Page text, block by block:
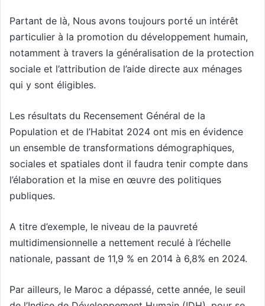
Partant de là, Nous avons toujours porté un intérêt
particulier à la promotion du développement humain,
notamment à travers la généralisation de la protection
sociale et l’attribution de l’aide directe aux ménages
qui y sont éligibles.
Les résultats du Recensement Général de la
Population et de l’Habitat 2024 ont mis en évidence
un ensemble de transformations démographiques,
sociales et spatiales dont il faudra tenir compte dans
l’élaboration et la mise en œuvre des politiques
publiques.
A titre d’exemple, le niveau de la pauvreté
multidimensionnelle a nettement reculé à l’échelle
nationale, passant de 11,9 % en 2014 à 6,8% en 2024.
Par ailleurs, le Maroc a dépassé, cette année, le seuil